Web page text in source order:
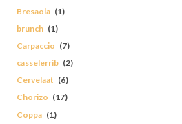
Bresaola (1)
brunch (1)
Carpaccio (7)
casselerrib (2)
Cervelaat (6)
Chorizo (17)
Coppa (1)